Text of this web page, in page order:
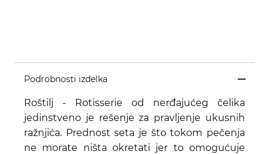
Podrobnosti izdelka
Roštilj - Rotisserie od nerđajućeg čelika
jedinstveno je rešenje za pravljenje ukusnih
ražnjića. Prednost seta je što tokom pečenja
ne morate ništa okretati jer to omogućuje